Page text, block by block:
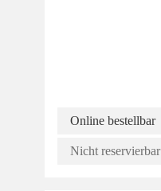
Online bestellbar
Nicht reservierbar